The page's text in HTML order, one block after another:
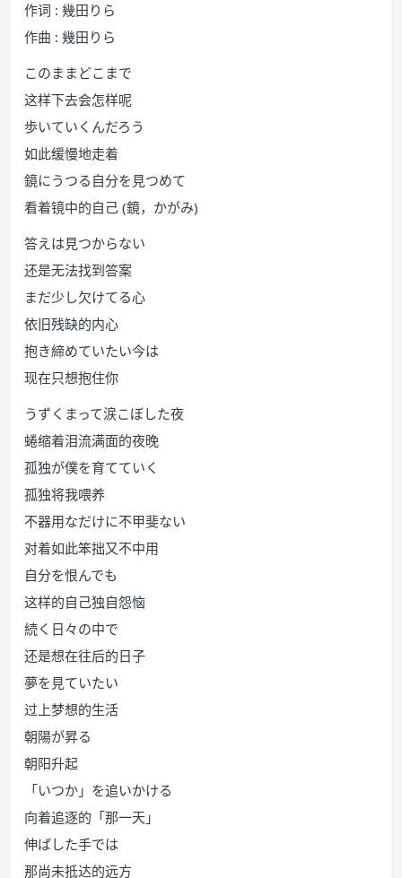
作词 : 幾田りら
作曲 : 幾田りら
このままどこまで
这样下去会怎样呢
歩いていくんだろう
如此缓慢地走着
鏡にうつる自分を見つめて
看着镜中的自己 (鏡，かがみ)
答えは見つからない
还是无法找到答案
まだ少し欠けてる心
依旧残缺的内心
抱き締めていたい今は
现在只想抱住你
うずくまって涙こぼした夜
蜷缩着泪流满面的夜晚
孤独が僕を育てていく
孤独将我喂养
不器用なだけに不甲斐ない
对着如此笨拙又不中用
自分を恨んでも
这样的自己独自怨恼
続く日々の中で
还是想在往后的日子
夢を見ていたい
过上梦想的生活
朝陽が昇る
朝阳升起
「いつか」を追いかける
向着追逐的「那一天」
伸ばした手では
那尚未抵达的远方